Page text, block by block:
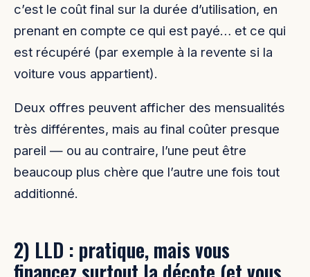
c’est le coût final sur la durée d’utilisation, en
prenant en compte ce qui est payé… et ce qui
est récupéré (par exemple à la revente si la
voiture vous appartient).
Deux offres peuvent afficher des mensualités
très différentes, mais au final coûter presque
pareil — ou au contraire, l’une peut être
beaucoup plus chère que l’autre une fois tout
additionné.
2) LLD : pratique, mais vous